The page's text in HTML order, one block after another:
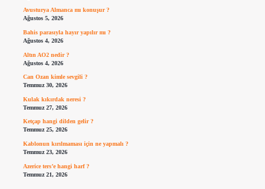
Avusturya Almanca mı konuşur ?
Ağustos 5, 2026
Bahis parasıyla hayır yapılır mı ?
Ağustos 4, 2026
Altın AO2 nedir ?
Ağustos 4, 2026
Can Ozan kimle sevgili ?
Temmuz 30, 2026
Kulak kıkırdak neresi ?
Temmuz 27, 2026
Ketçap hangi dilden gelir ?
Temmuz 25, 2026
Kablonun kırılmaması için ne yapmalı ?
Temmuz 23, 2026
Azerice ters’e hangi harf ?
Temmuz 21, 2026